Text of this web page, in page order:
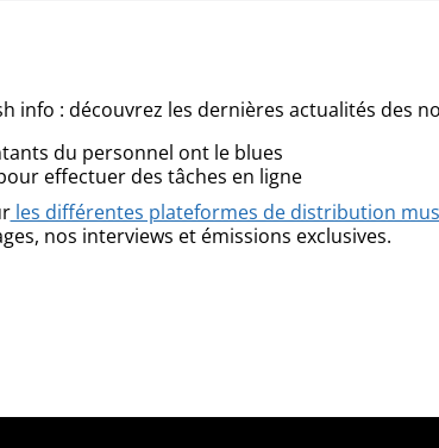
info : découvrez les dernières actualités des
du personnel ont le blues
effectuer des tâches en ligne
les différentes plateformes de distribution
nos interviews et émissions exclusives.